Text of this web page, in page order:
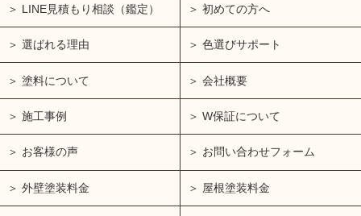
LINE見積もり相談（鑑定） 初めての方へ
選ばれる理由 色選びサポート
塗料について 会社概要
施工事例 W保証について
お客様の声 お問い合わせフォーム
外壁塗装料金 屋根塗装料金